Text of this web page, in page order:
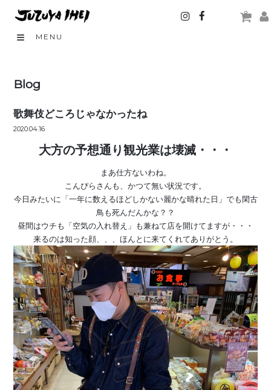
0
MENU
Blog
歌舞伎どころじゃなかったね
2020.04.16
大方の予想通り観光業は壊滅・・・
まあ仕方ないわね。
こんぴらさんも、かつて無い状況です。
今日みたいに「一年に数えるほどしかない麗かな晴れた日」でも閑古
鳥も死んだんかな？？
昼間はウチも「空気の入れ替え」も兼ねて店を開けてますが・・・
来るのは知った顔、、、ほんとに来てくれてありがとう。